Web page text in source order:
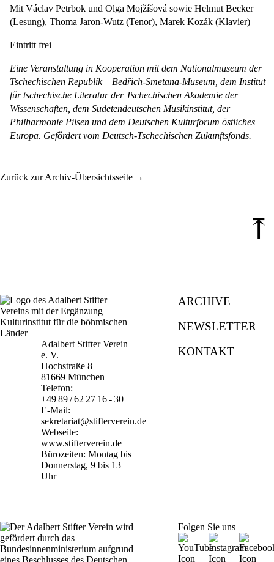
Mit Václav Petrbok und Olga Mojžíšová sowie Helmut Becker
(Lesung), Thoma Jaron-Wutz (Tenor), Marek Kozák (Klavier)
Eintritt frei
Eine Veranstaltung in Kooperation mit dem Nationalmuseum der
Tschechischen Republik – Bedřich-Smetana-Museum, dem Institut
für tschechische Literatur der Tschechischen Akademie der
Wissenschaften, dem Sudetendeutschen Musikinstitut, der
Philharmonie Pilsen und dem Deutschen Kulturforum östliches
Europa. Gefördert vom Deutsch-Tschechischen Zukunftsfonds.
Zurück zur Archiv-Übersichtsseite
⤒
Adalbert Stifter Verein
e. V.
Hochstraße 8
81669 München
Telefon:
+49 89 / 62 27 16 - 30
E-Mail:
sekretariat@stifterverein.de
Webseite:
www.stifterverein.de
Bürozeiten: Montag bis
Donnerstag, 9 bis 13
Uhr
ARCHIVE
NEWSLETTER
KONTAKT
Folgen Sie uns